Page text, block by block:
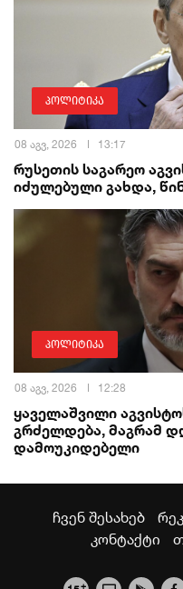
პოლიტიკა
08 აგვ, 2026 13:17
რუსეთის საგარეო
იძულებული გახდა,
პოლიტიკა
08 აგვ, 2026 12:28
ყაველაშვილი
გრძელდება, მაგრამ
დამოუკიდებელი
ჩვენ შესახებ
კონტაქტი
+